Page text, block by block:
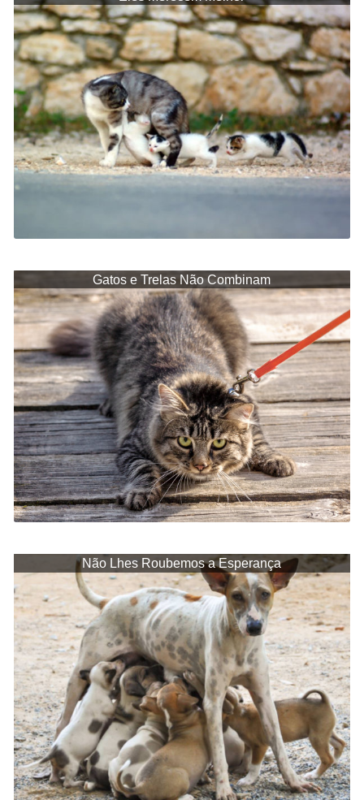
Gatos e Trelas Não Combinam
Não Lhes Roubemos a Esperança